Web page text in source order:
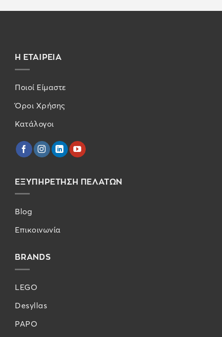
Η ΕΤΑΙΡΕΙΑ
Ποιοί Είμαστε
Όροι Χρήσης
Κατάλογοι
ΕΞΥΠΗΡΕΤΗΣΗ ΠΕΛΑΤΩΝ
Blog
Επικοινωνία
BRANDS
LEGO
Desyllas
PAPO